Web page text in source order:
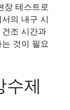
장 테스트로
의 내구 시
조 시간과
것이 필요
수제